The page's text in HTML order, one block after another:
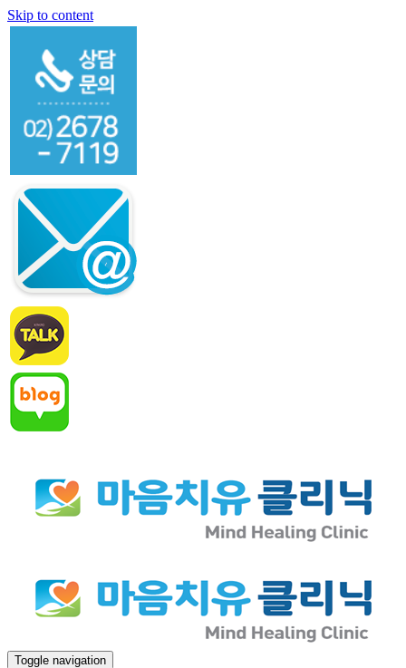
Skip to content
Toggle navigation